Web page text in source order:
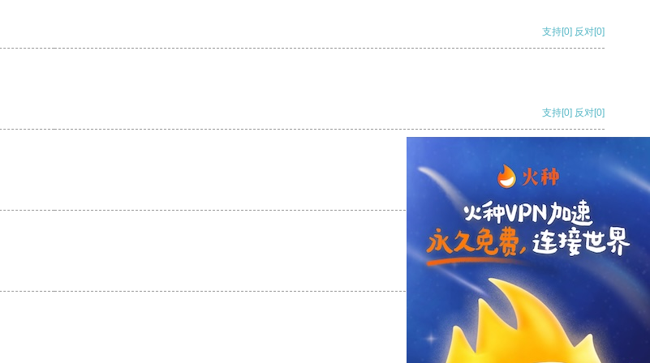
支持[0] 反对[0]
支持[0] 反对[0]
反对
反对[0]